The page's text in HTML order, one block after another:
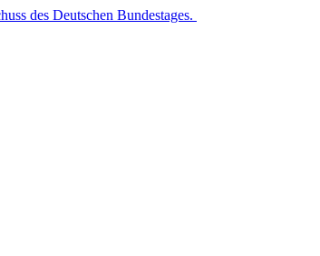
des Deutschen Bundestages.